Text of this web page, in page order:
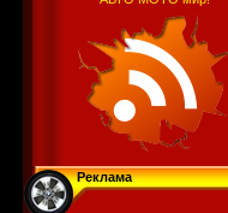
Реклама